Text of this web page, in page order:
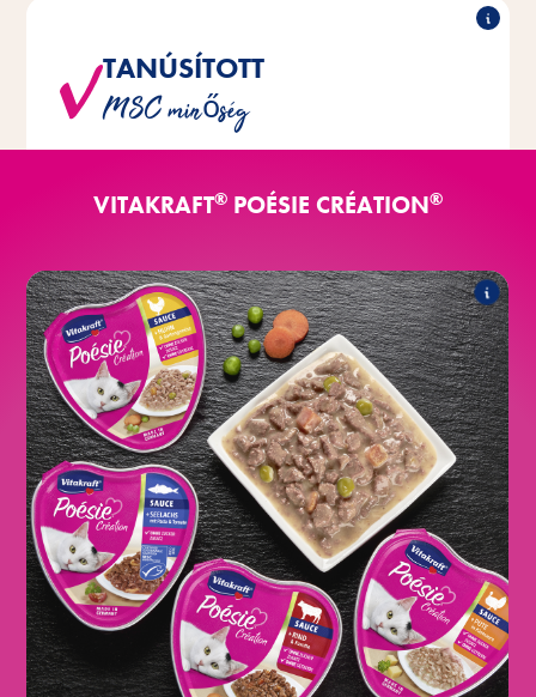
TANÚSÍTOTT
MSC minőség
Minden halfajta esetében kizárólag MSC-minőségű,
fenntartható halászatból származó halat használunk.
VITAKRAFT® POÉSIE CRÉATION®
Poésie
®
Création mártásban
A termékcsalád a következő termékeket
tartalmazza:
Poésie
®
Création csirkével és kerti
zöldségekkel
Poésie
®
Création pulykával, sajtmártással
Poésie
®
Création marhahússal és
sárgarépával
Poésie
®
Création süllővel, tésztával és